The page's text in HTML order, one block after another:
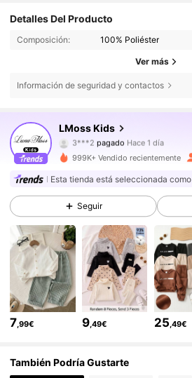
Detalles Del Producto
Composición: 100% Poliéster
Ver más
Información de seguridad y contactos
LMoss Kids
4,89
349K Seguidores
Hace 1 día
s***9seguido hace Hace 5 horas
4,89 349K Seguidores
4,89 349K Seguidores
4,89 349K Seguidores
4,89 349K Seguidores
999K+ Vendido recientemente
Esta tienda está seleccionada como
Seguir
7,99€ 9,49€ 25,49€
También Podría Gustarte